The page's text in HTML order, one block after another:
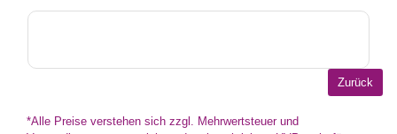
*Alle Preise verstehen sich zzgl. Mehrwertsteuer und